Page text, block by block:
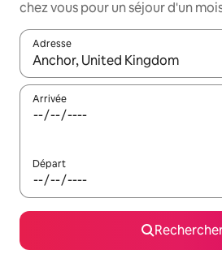
chez vous pour un séjour d'un
Adresse
Lorsque les résultats s'affichent,
Arrivée
Départ